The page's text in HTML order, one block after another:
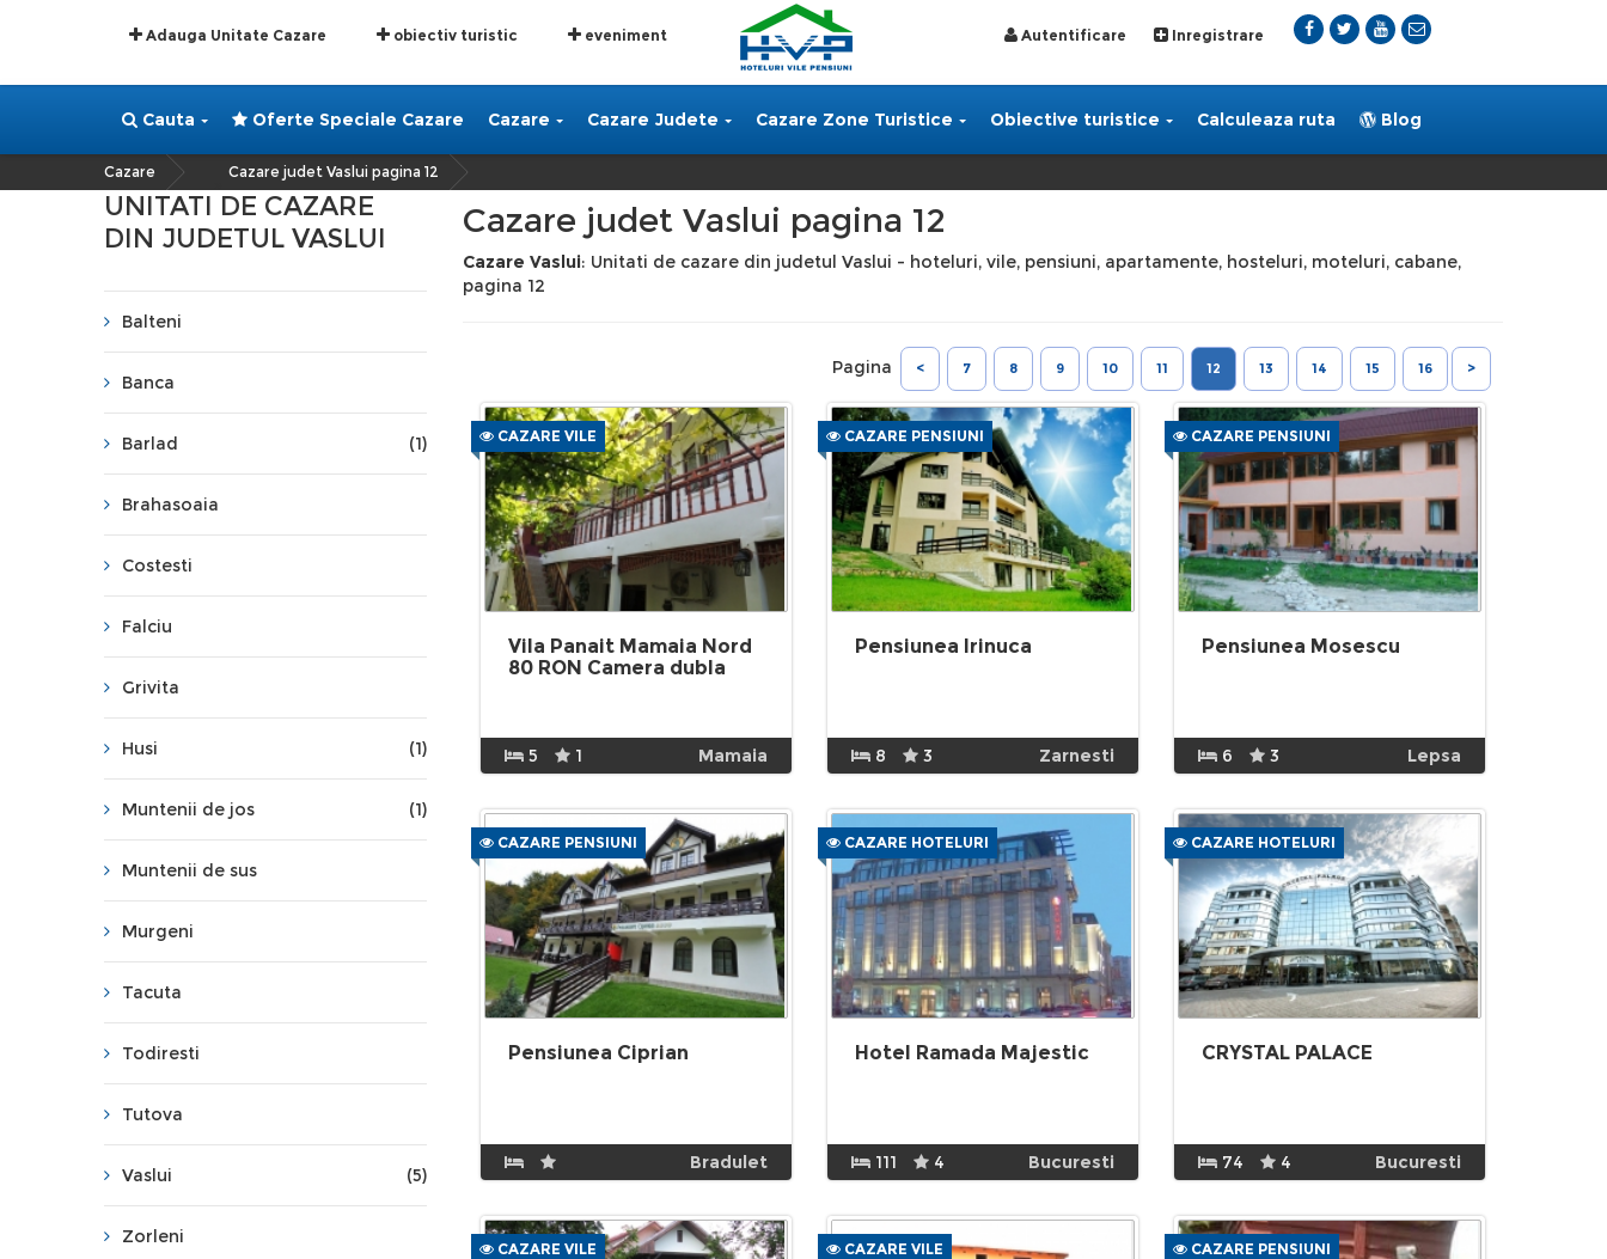
Adauga Unitate Cazare obiectiv turistic eveniment Autentificare Inregistrare
Cauta Oferte Speciale Cazare Cazare Cazare Judete Cazare Zone Turistice Obiective turistice Calculeaza ruta Blog
Cazare Cazare judet Vaslui pagina 12
UNITATI DE CAZARE
DIN JUDETUL VASLUI
Balteni
Banca
Barlad (1)
Brahasoaia
Costesti
Falciu
Grivita
Husi (1)
Muntenii de jos (1)
Muntenii de sus
Murgeni
Tacuta
Todiresti
Tutova
Vaslui (5)
Zorleni
Cazare judet Vaslui pagina 12
Cazare Vaslui: Unitati de cazare din judetul Vaslui - hoteluri, vile, pensiuni, apartamente, hosteluri, moteluri, cabane,
pagina 12
Pagina < 7 8 9 10 11 12 13 14 15 16 >
CAZARE VILE
Vila Panait Mamaia Nord
80 RON Camera dubla
5 1 Mamaia
CAZARE PENSIUNI
Pensiunea Irinuca
8 3 Zarnesti
CAZARE PENSIUNI
Pensiunea Mosescu
6 3 Lepsa
CAZARE PENSIUNI
Pensiunea Ciprian
Bradulet
CAZARE HOTELURI
Hotel Ramada Majestic
111 4 Bucuresti
CAZARE HOTELURI
CRYSTAL PALACE
74 4 Bucuresti
CAZARE VILE CAZARE VILE CAZARE PENSIUNI